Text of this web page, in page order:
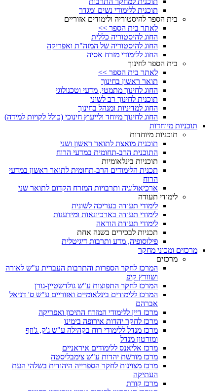
תוכנית ללימודי נשים ומגדר
בית הספר להיסטוריה ולימודים אזוריים
לאתר בית הספר >>
החוג להיסטוריה כללית
החוג להיסטוריה של המזה"ת ואפריקה
החוג ללימודי מזרח אסיה
בית הספר לחינוך
לאתר בית הספר >>
תואר ראשון בחינוך
החוג לחינוך מתמטי, מדעי וטכנולוגי
תוכנית לחינוך רב לשוני
החוג למדיניות ומנהל בחינוך
החוג לחינוך מיוחד ולייעוץ חינוכי (כולל לקויות למידה)
תוכניות מיוחדות
תוכניות מיוחדות
תוכנית מואצת לתואר ראשון ושני
התוכנית הרב-תחומית במדעי הרוח
תוכניות בינלאומיות
תכנית הלימודים הרב-תחומית לתואר ראשון במדעי
הרוח
ארכיאולוגיה ותרבויות המזרח הקדום לתואר שני
לימודי תעודה
לימודי תעודה בעריכה לשונית
לימודי תעודה בארכיונאות ומידענות
לימודי תעודת הוראה
תכניות לבכירים בשנה אחת
פילוסופיה, מדע ותרבות דיגיטלית
מרכזים ומכוני מחקר
מרכזים
המרכז לחקר הספרות והתרבות העברית ע"ש לאורה
ושוורץ קיפ
המרכז לחקר התפוצות ע"ש גולדשטיין-גורן
המרכז ללימודים בינלאומיים ואזוריים ע"ש ס' דניאל
אברהם
מרכז דיין ללימודי המזרח התיכון ואפריקה
מרכז לחקר יהדות אירופה בימינו
מרכז מנדל ללימודי רוח בקהילה ע"ש ג'ק, ג'וזף
ומורטון מנדל
מרכז אליאנס ללימודים איראניים
מרכז מורשת יהדות ע"ש צימבליסטה
מרכז מצוינות לחקר הספרייה היהודית בשלהי העת
העתיקה
מרכז קורת